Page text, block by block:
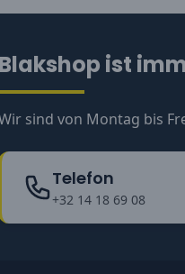
Blakshop ist
sind von Montag bis
Telefon
+32 14 18 69 08